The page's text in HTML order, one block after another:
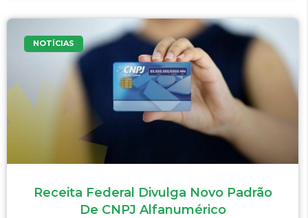
NOTÍCIAS
Receita Federal Divulga Novo Padrão
De CNPJ Alfanumérico